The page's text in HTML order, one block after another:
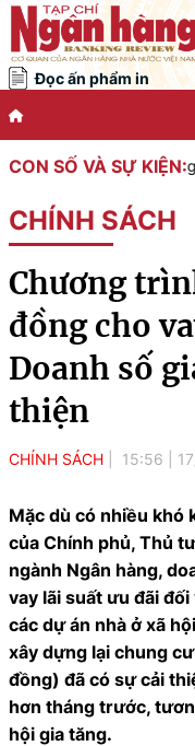
Đọc ấn phẩm in
CON SỐ VÀ SỰ KIỆN:
công bố tỉ giá trung
CHÍNH SÁCH
Chương
đồng cho
Doanh số
thiện
CHÍNH SÁCH 15:56
Mặc dù có nhiều khó
của Chính phủ, Thủ
ngành Ngân hàng,
vay lãi suất ưu đãi
các dự án nhà ở xã
xây dựng lại chung
đồng) đã có sự cải
hơn tháng trước,
hội gia tăng.